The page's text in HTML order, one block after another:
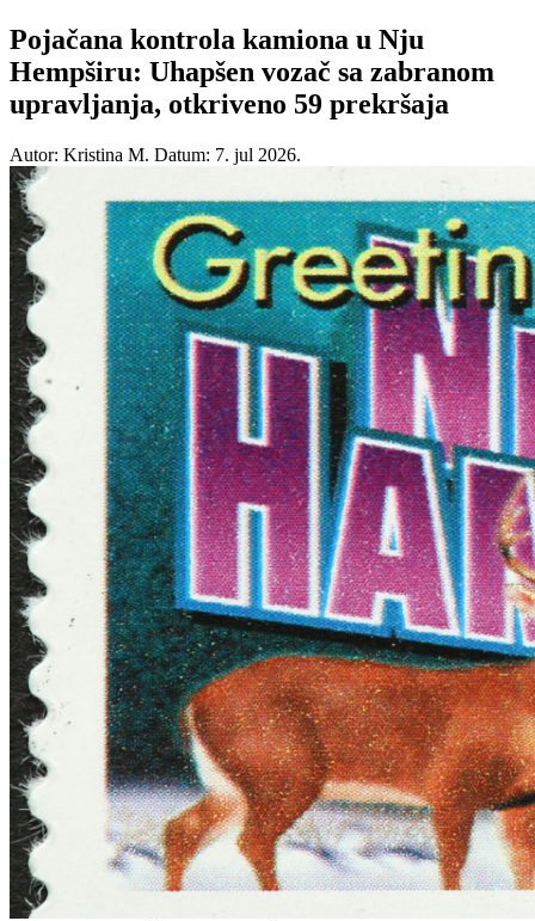
Pojačana kontrola kamiona u Nju
Hempširu: Uhapšen vozač sa zabranom
upravljanja, otkriveno 59 prekršaja
Autor: Kristina M. Datum: 7. jul 2026.